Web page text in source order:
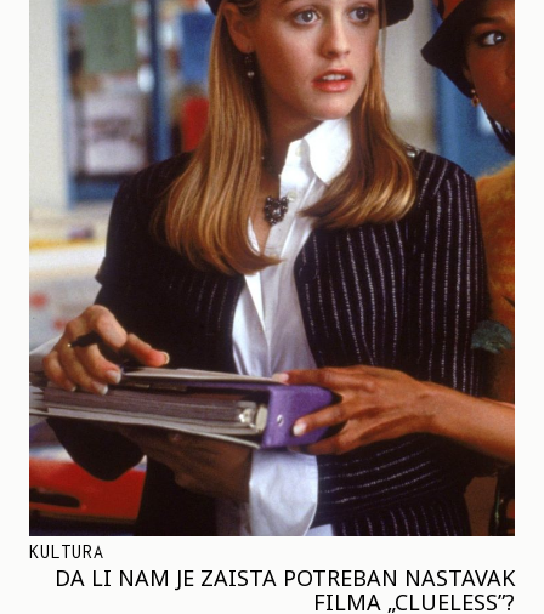
KULTURA
DA LI NAM JE ZAISTA POTREBAN NASTAVAK
FILMA „CLUELESS”?